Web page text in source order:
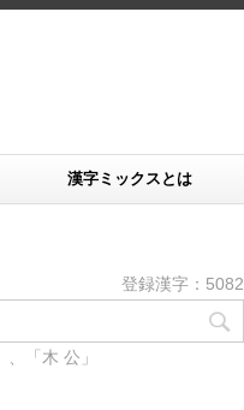
漢字ミックスとは
登録漢字：5082
、「木 公」